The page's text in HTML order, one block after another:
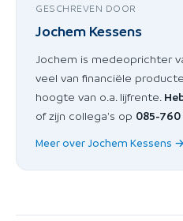
GESCHREVEN DOOR
Jochem Kessens
Jochem is medeoprichter
veel van financiële
hoogte van o.a. lijfrente.
of zijn collega's op 085-
Meer over Jochem Kessens →